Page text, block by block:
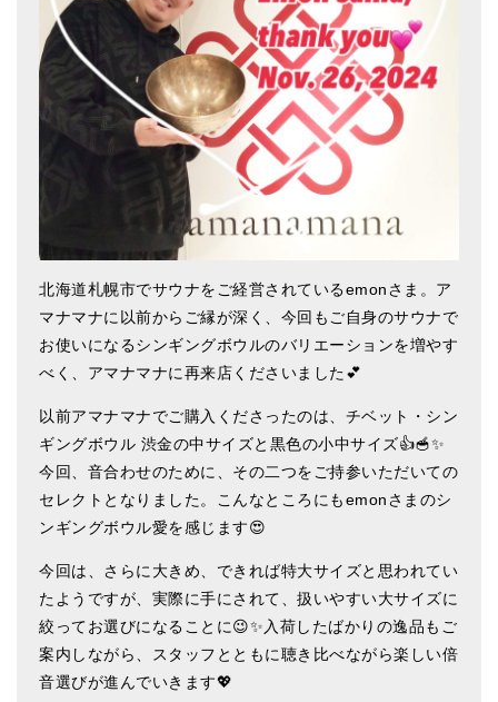
アマナマナのシンギングボウル
チベット・シンギングボウル
新・鍛造スペシャル
マンダラ彫（黒・渋金）
お得なアマナマナ・セット
スティック・マレット・リング（台座）
アマナマナのティンシャ
プレミアム・ティンシャ（L・M）
ベーシック・ティンシャ（4種）
ティンシャケース
お香定期購入（ラクとくサブスク）
チベット高僧のオラクルカード
ベル＆ドルジェ
北海道札幌市でサウナをご経営されているemonさま。ア
マナマナに以前からご縁が深く、今回もご自身のサウナで
お使いになるシンギングボウルのバリエーションを増やす
べく、アマナマナに再来店くださいました💕
以前アマナマナでご購入くださったのは、チベット・シン
ギングボウル 渋金の中サイズと黒色の小中サイズ👍🥣✨
今回、音合わせのために、その二つをご持参いただいての
セレクトとなりました。こんなところにもemonさまのシ
ンギングボウル愛を感じます😍
今回は、さらに大きめ、できれば特大サイズと思われてい
たようですが、実際に手にされて、扱いやすい大サイズに
絞ってお選びになることに😉✨入荷したばかりの逸品もご
案内しながら、スタッフとともに聴き比べながら楽しい倍
音選びが進んでいきます💖